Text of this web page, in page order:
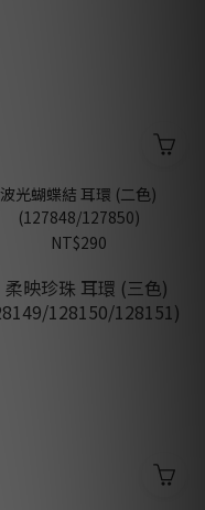
波光蝴蝶結 耳環 (二色)
(127848/127850)
NT$290